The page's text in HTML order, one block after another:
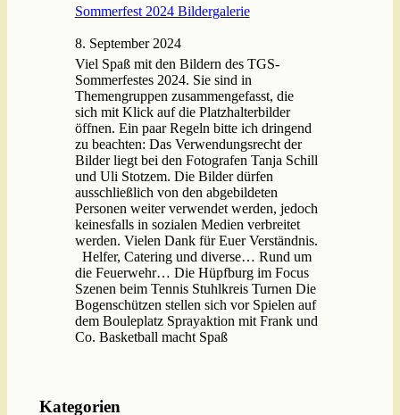
Sommerfest 2024 Bildergalerie
8. September 2024
Viel Spaß mit den Bildern des TGS-
Sommerfestes 2024. Sie sind in
Themengruppen zusammengefasst, die
sich mit Klick auf die Platzhalterbilder
öffnen. Ein paar Regeln bitte ich dringend
zu beachten: Das Verwendungsrecht der
Bilder liegt bei den Fotografen Tanja Schill
und Uli Stotzem. Die Bilder dürfen
ausschließlich von den abgebildeten
Personen weiter verwendet werden, jedoch
keinesfalls in sozialen Medien verbreitet
werden. Vielen Dank für Euer Verständnis.
Helfer, Catering und diverse… Rund um
die Feuerwehr… Die Hüpfburg im Focus
Szenen beim Tennis Stuhlkreis Turnen Die
Bogenschützen stellen sich vor Spielen auf
dem Bouleplatz Sprayaktion mit Frank und
Co. Basketball macht Spaß
Kategorien